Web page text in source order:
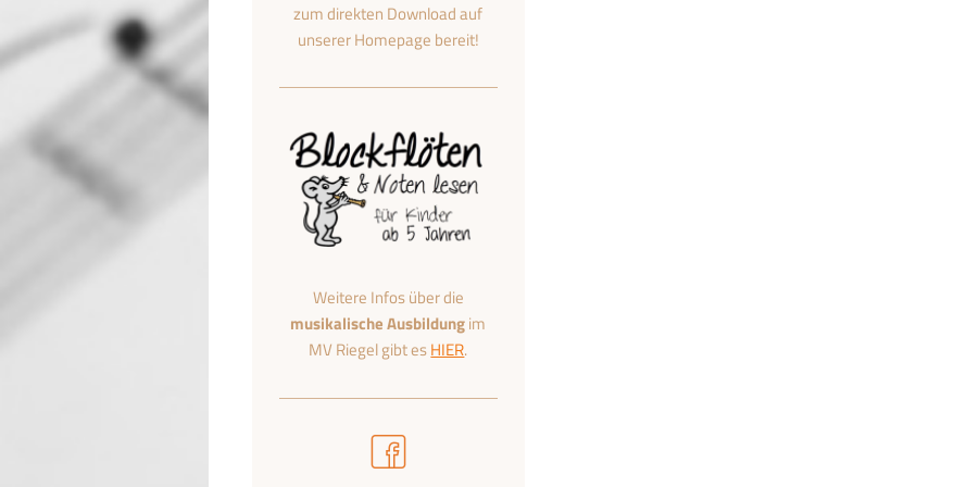
zum direkten Download auf
unserer Homepage bereit!
Weitere Infos über die
musikalische Ausbildungim
MV Riegel gibt esHIER.